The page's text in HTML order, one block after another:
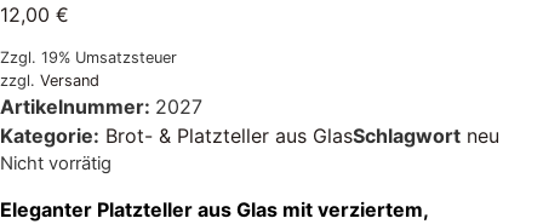
12,00 €
Zzgl. 19% Umsatzsteuer
zzgl. Versand
Artikelnummer: 2027
Kategorie: Brot- & Platzteller aus GlasSchlagwort neu
Nicht vorrätig
Eleganter Platzteller aus Glas mit verziertem,